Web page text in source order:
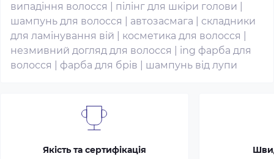
випадіння волосся
пілінг для шкіри голови
шампунь для волосся
автозасмага
складники
для ламінування вій
косметика для волосся
незмивний догляд для волосся
ing фарба для
волосся
фарба для брів шампунь від лупи
Якість та сертифікація